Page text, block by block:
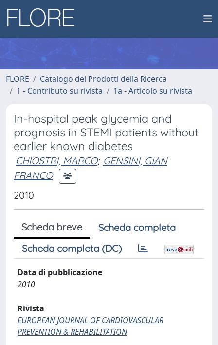
FLORE
Catalogo dei Prodotti della Ricerca
1 - Contributo su rivista
1a - Articolo su rivista
In-hospital peak glycemia and
prognosis in STEMI patients without
earlier known diabetes
CHIOSTRI, MARCO; GENSINI, GIAN
FRANCO
2010
Scheda breve
Scheda completa
Scheda completa (DC)
Data di pubblicazione
2010
Rivista
EUROPEAN JOURNAL OF CARDIOVASCULAR
PREVENTION & REHABILITATION